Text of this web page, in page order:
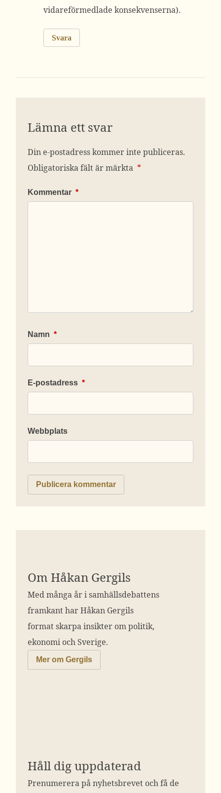
vidareförmedlade konsekvenserna).
Svara
Lämna ett svar
Din e-postadress kommer inte publiceras.
Obligatoriska fält är märkta *
Kommentar *
Namn *
E-postadress *
Webbplats
Om Håkan Gergils
Med många år i samhällsdebattens
framkant har Håkan Gergils
format skarpa insikter om politik,
ekonomi och Sverige.
Mer om Gergils
Håll dig uppdaterad
Prenumerera på nyhetsbrevet och få de